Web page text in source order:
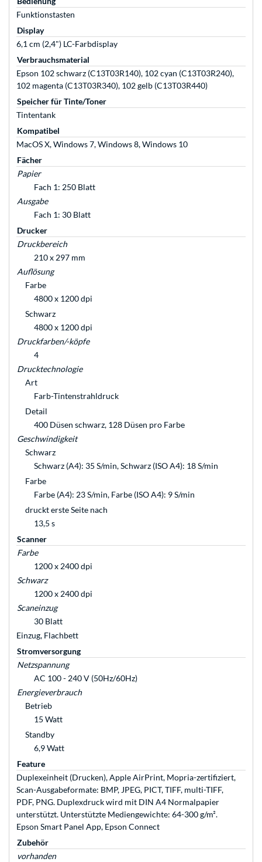
Funktionstasten
Display
6,1 cm (2,4") LC-Farbdisplay
Verbrauchsmaterial
Epson 102 schwarz (C13T03R140), 102 cyan (C13T03R240),
102 magenta (C13T03R340), 102 gelb (C13T03R440)
Speicher für Tinte/Toner
Tintentank
Kompatibel
MacOS X, Windows 7, Windows 8, Windows 10
Fächer
Papier
Fach 1: 250 Blatt
Ausgabe
Fach 1: 30 Blatt
Drucker
Druckbereich
210 x 297 mm
Auflösung
Farbe
4800 x 1200 dpi
Schwarz
4800 x 1200 dpi
Druckfarben/-köpfe
4
Drucktechnologie
Art
Farb-Tintenstrahldruck
Detail
400 Düsen schwarz, 128 Düsen pro Farbe
Geschwindigkeit
Schwarz
Schwarz (A4): 35 S/min, Schwarz (ISO A4): 18 S/min
Farbe
Farbe (A4): 23 S/min, Farbe (ISO A4): 9 S/min
druckt erste Seite nach
13,5 s
Scanner
Farbe
1200 x 2400 dpi
Schwarz
1200 x 2400 dpi
Scaneinzug
30 Blatt
Einzug, Flachbett
Stromversorgung
Netzspannung
AC 100 - 240 V (50Hz/60Hz)
Energieverbrauch
Betrieb
15 Watt
Standby
6,9 Watt
Feature
Duplexeinheit (Drucken), Apple AirPrint, Mopria-zertifiziert,
Scan-Ausgabeformate: BMP, JPEG, PICT, TIFF, multi-TIFF,
PDF, PNG. Duplexdruck wird mit DIN A4 Normalpapier
unterstützt. Unterstützte Mediengewichte: 64-300 g/m².
Epson Smart Panel App, Epson Connect
Zubehör
vorhanden